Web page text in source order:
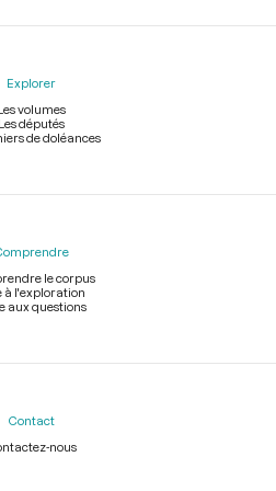
Explorer
volumes
Les députés
de doléances
le corpus
à l'exploration
aux questions
Contact
nous